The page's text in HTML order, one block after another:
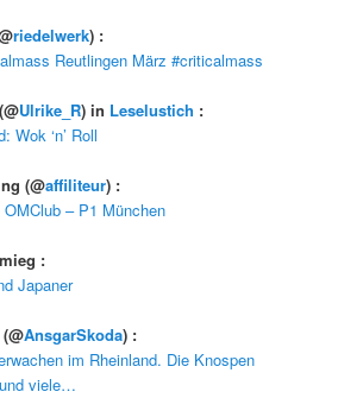
riedelwerk) :
Reutlingen März #criticalmass
(@Ulrike_R) in Leselustich :
Wok ‘n’ Roll
(@affiliteur) :
OMClub – P1 München
:
Japaner
(@AnsgarSkoda) :
im Rheinland. Die Knospen
viele…